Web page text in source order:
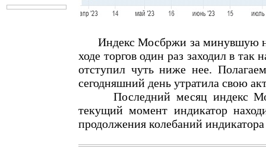
Индекс Мосбржи за минувшую
ходе торгов один раз заходил в
отступил чуть ниже нее.
сегодняшний день утратила свою
Последний месяц индекс
текущий момент индикатор
продолжения колебаний